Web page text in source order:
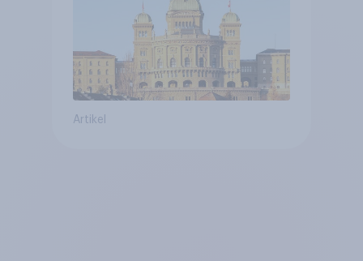
Artikel